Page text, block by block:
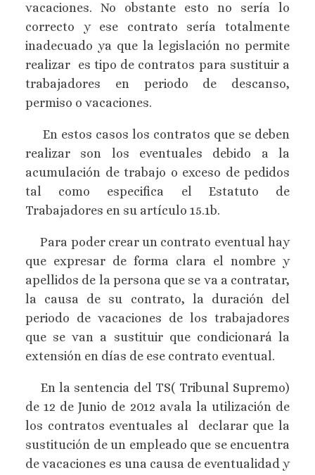
vacaciones. No obstante esto no sería lo
correcto y ese contrato sería totalmente
inadecuado ya que la legislación no permite
realizar es tipo de contratos para sustituir a
trabajadores en periodo de descanso,
permiso o vacaciones.
En estos casos los contratos que se deben
realizar son los eventuales debido a la
acumulación de trabajo o exceso de pedidos
tal como especifica el Estatuto de
Trabajadores en su artículo 15.1b.
Para poder crear un contrato eventual hay
que expresar de forma clara el nombre y
apellidos de la persona que se va a contratar,
la causa de su contrato, la duración del
periodo de vacaciones de los trabajadores
que se van a sustituir que condicionará la
extensión en días de ese contrato eventual.
En la sentencia del TS( Tribunal Supremo)
de 12 de Junio de 2012 avala la utilización de
los contratos eventuales al declarar que la
sustitución de un empleado que se encuentra
de vacaciones es una causa de eventualidad y